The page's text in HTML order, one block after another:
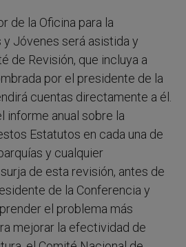
de la Oficina para la
Jóvenes será asistida y
de Revisión, que incluya a
por el presidente de la
cuentas directamente a él.
informe anual sobre la
Estatutos en cada una de
y cualquier
de esta revisión, antes de
de la Conferencia y
el problema más
mejorar la efectividad de